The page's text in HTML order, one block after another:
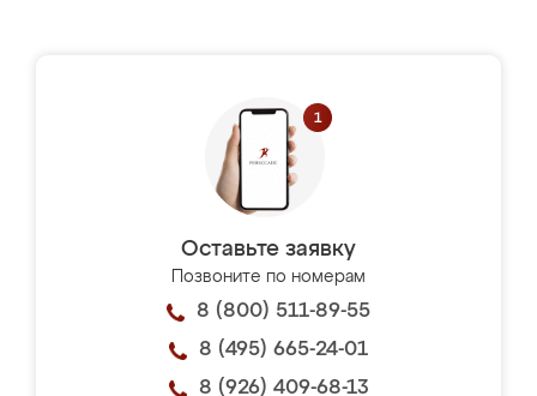
Оставьте заявку
Позвоните по номерам
8 (800) 511-89-55
8 (495) 665-24-01
8 (926) 409-68-13